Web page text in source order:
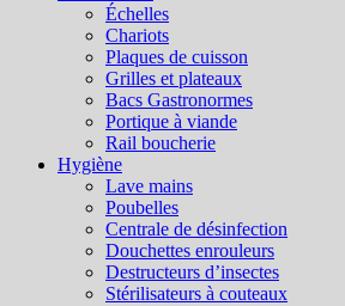
Échelles
Chariots
Plaques de cuisson
Grilles et plateaux
Bacs Gastronormes
Portique à viande
Rail boucherie
Hygiène
Lave mains
Poubelles
Centrale de désinfection
Douchettes enrouleurs
Destructeurs d’insectes
Stérilisateurs à couteaux